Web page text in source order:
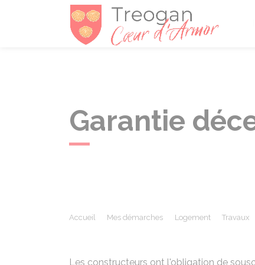
Garantie
Accueil Mes démarches Logement Travaux
Les constructeurs ont l'obligation de